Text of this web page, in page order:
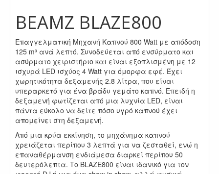
BEAMZ BLAZE800
Επαγγελματική Μηχανή Καπνού 800 Watt με απόδοση
125 m³ ανά λεπτό. Συνοδεύεται από ενσύρματο και
ασύρματο χειριστήριο και είναι εξοπλισμένη με 12
ισχυρά LED ισχύος 4 Watt για όμορφα εφέ. Έχει
χωρητικότητα δεξαμενής 2.8 λίτρα, που είναι
υπεραρκετό για ένα βράδυ γεμάτο καπνό. Επειδή η
δεξαμενή φωτίζεται από μια λυχνία LED, είναι
πάντα εύκολο να δείτε πόσο υγρό καπνού έχει
απομείνει στη δεξαμενή.
Από μια κρύα εκκίνηση, το μηχάνημα καπνού
χρειάζεται περίπου 3 λεπτά για να ζεσταθεί, ενώ η
επαναθέρμανση ενδιάμεσα διαρκεί περίπου 50
δευτερόλεπτα. Το BLAZE800 είναι ιδανικό για τον